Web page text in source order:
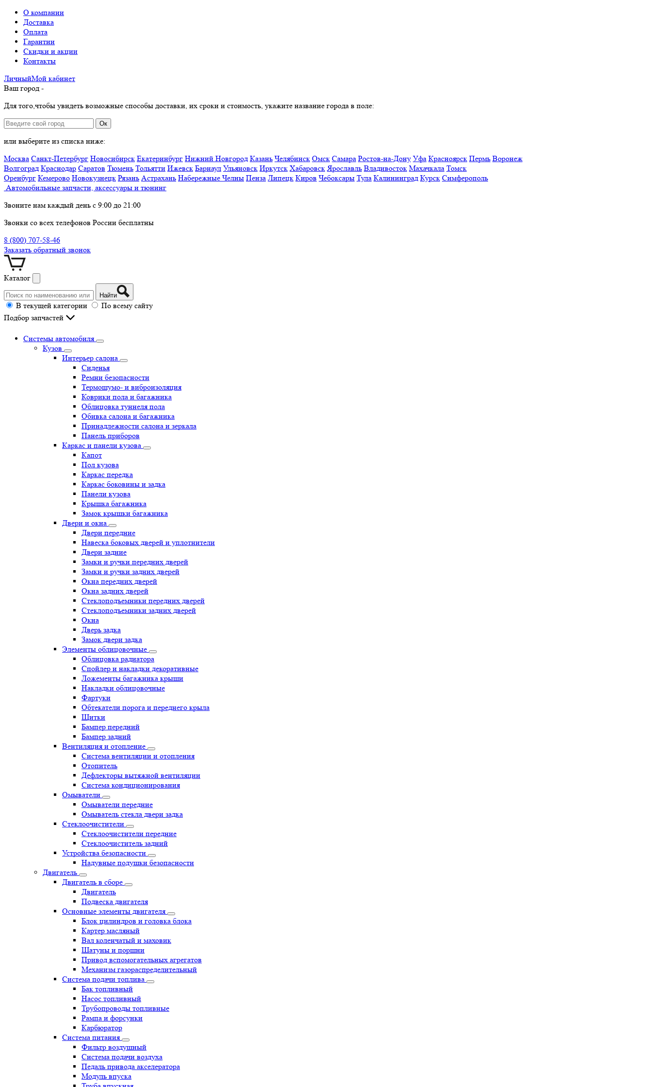
О компании
Доставка
Оплата
Гарантии
Скидки и акции
Контакты
ЛичныйМой кабинет
Ваш город -
Для того,чтобы увидеть возможные способы доставки, их сроки и стоимость, укажите название города в поле:
Ок
или выберите из списка ниже:
Москва Санкт-Петербург Новосибирск Екатеринбург Нижний Новгород Казань Челябинск Омск Самара Ростов-на-Дону Уфа Красноярск Пермь Воронеж
Волгоград Краснодар Саратов Тюмень Тольятти Ижевск Барнаул Ульяновск Иркутск Хабаровск Ярославль Владивосток Махачкала Томск
Оренбург Кемерово Новокузнецк Рязань Астрахань Набережные Челны Пенза Липецк Киров Чебоксары Тула Калининград Курск Симферополь
Автомобильные запчасти, аксессуары и тюнинг
Звоните нам каждый день с 9:00 до 21:00
Звонки со всех телефонов России бесплатны
8 (800) 707-58-46
Заказать обратный звонок
Каталог
Найти
В текущей категории
По всему сайту
Подбор запчастей
Системы автомобиля
Кузов
Интерьер салона
Сиденья
Ремни безопасности
Термошумо- и виброизоляция
Коврики пола и багажника
Облицовка туннеля пола
Обивка салона и багажника
Принадлежности салона и зеркала
Панель приборов
Каркас и панели кузова
Капот
Пол кузова
Каркас передка
Каркас боковины и задка
Панели кузова
Крышка багажника
Замок крышки багажника
Двери и окна
Двери передние
Навеска боковых дверей и уплотнители
Двери задние
Замки и ручки передних дверей
Замки и ручки задних дверей
Окна передних дверей
Окна задних дверей
Стеклоподъемники передних дверей
Стеклоподъемники задних дверей
Окна
Дверь задка
Замок двери задка
Элементы облицовочные
Облицовка радиатора
Спойлер и накладки декоративные
Ложементы багажника крыши
Накладки облицовочные
Фартуки
Обтекатели порога и переднего крыла
Щитки
Бампер передний
Бампер задний
Вентиляция и отопление
Система вентиляции и отопления
Отопитель
Дефлекторы вытяжной вентиляции
Система кондиционирования
Омыватели
Омыватели передние
Омыватель стекла двери задка
Стеклоочистители
Стеклоочистители передние
Стеклоочиститель задний
Устройства безопасности
Надувные подушки безопасности
Двигатель
Двигатель в сборе
Двигатель
Подвеска двигателя
Основные элементы двигателя
Блок цилиндров и головка блока
Картер масляный
Вал коленчатый и маховик
Шатуны и поршни
Привод вспомогательных агрегатов
Механизм газораспределительный
Система подачи топлива
Бак топливный
Насос топливный
Трубопроводы топливные
Рампа и форсунки
Карбюратор
Система питания
Фильтр воздушный
Система подачи воздуха
Педаль привода акселератора
Модуль впуска